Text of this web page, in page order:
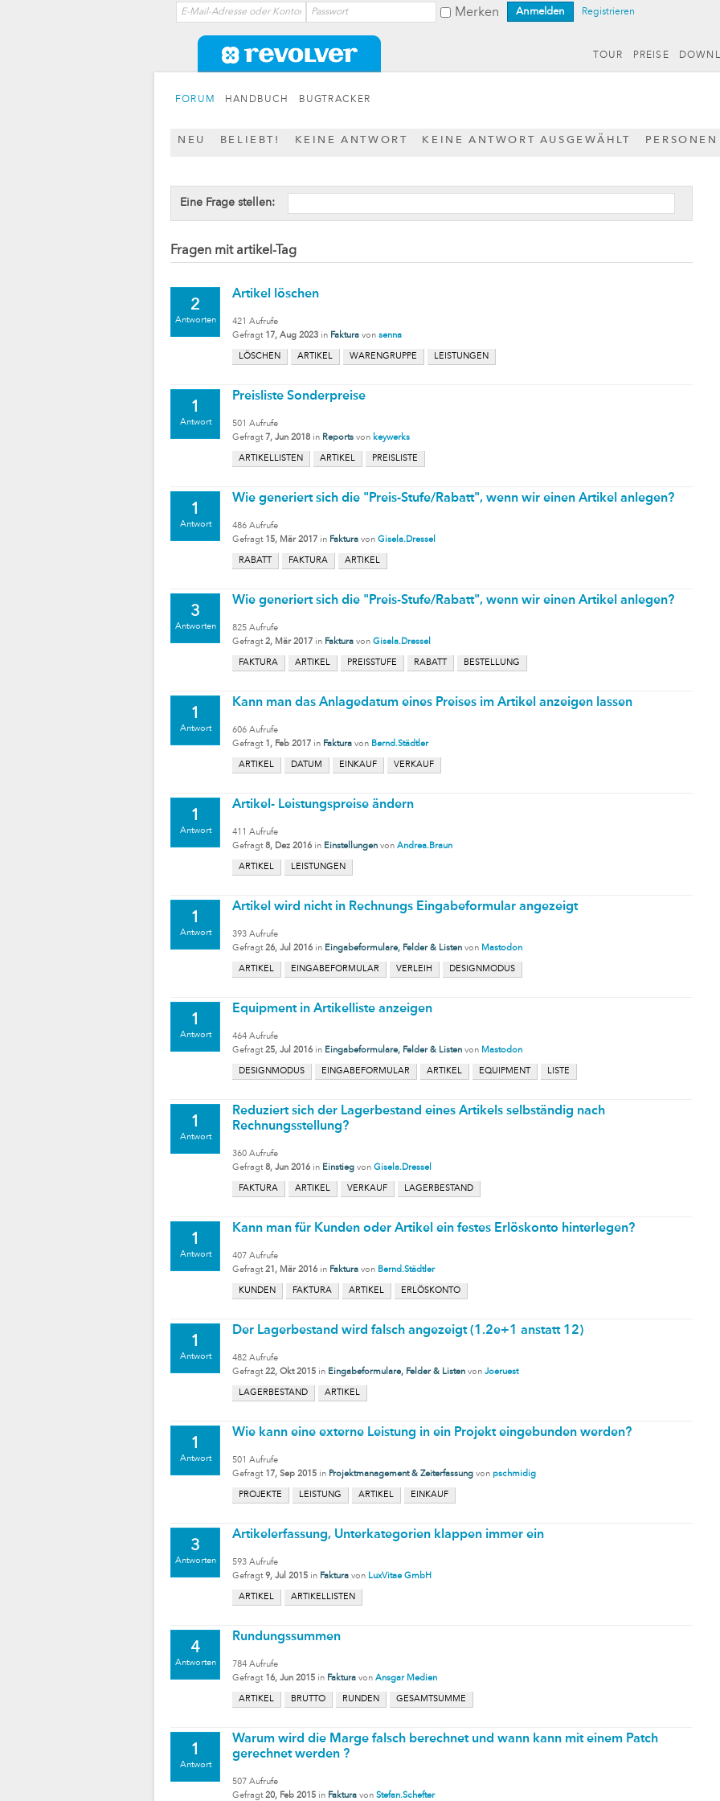
Merken Registrieren
TOUR PREISE
FORUM HANDBUCH BUGTRACKER
NEU BELIEBT! KEINE ANTWORT KEINE ANTWORT AUSGEWÄHLT PERSONEN
Eine Frage stellen:
Fragen mit artikel-Tag
2
Antworten
Artikel löschen
421 Aufrufe
Gefragt 17, Aug 2023 in Faktura von senna
LÖSCHEN ARTIKEL WARENGRUPPE LEISTUNGEN
1
Antwort
Preisliste Sonderpreise
501 Aufrufe
Gefragt 7, Jun 2018 in Reports von keywerks
ARTIKELLISTEN ARTIKEL PREISLISTE
1
Antwort
Wie generiert sich die "Preis-Stufe/Rabatt", wenn wir einen Artikel anlegen?
486 Aufrufe
Gefragt 15, Mär 2017 in Faktura von Gisela.Dressel
RABATT FAKTURA ARTIKEL
3
Antworten
Wie generiert sich die "Preis-Stufe/Rabatt", wenn wir einen Artikel anlegen?
825 Aufrufe
Gefragt 2, Mär 2017 in Faktura von Gisela.Dressel
FAKTURA ARTIKEL PREISSTUFE RABATT BESTELLUNG
1
Antwort
Kann man das Anlagedatum eines Preises im Artikel anzeigen lassen
606 Aufrufe
Gefragt 1, Feb 2017 in Faktura von Bernd.Städtler
ARTIKEL DATUM EINKAUF VERKAUF
1
Antwort
Artikel- Leistungspreise ändern
411 Aufrufe
Gefragt 8, Dez 2016 in Einstellungen von Andrea.Braun
ARTIKEL LEISTUNGEN
1
Antwort
Artikel wird nicht in Rechnungs Eingabeformular angezeigt
393 Aufrufe
Gefragt 26, Jul 2016 in Eingabeformulare, Felder & Listen von Mastodon
ARTIKEL EINGABEFORMULAR VERLEIH DESIGNMODUS
1
Antwort
Equipment in Artikelliste anzeigen
464 Aufrufe
Gefragt 25, Jul 2016 in Eingabeformulare, Felder & Listen von Mastodon
DESIGNMODUS EINGABEFORMULAR ARTIKEL EQUIPMENT LISTE
1
Antwort
Reduziert sich der Lagerbestand eines Artikels selbständig nach
Rechnungsstellung?
360 Aufrufe
Gefragt 8, Jun 2016 in Einstieg von Gisela.Dressel
FAKTURA ARTIKEL VERKAUF LAGERBESTAND
1
Antwort
Kann man für Kunden oder Artikel ein festes Erlöskonto hinterlegen?
407 Aufrufe
Gefragt 21, Mär 2016 in Faktura von Bernd.Städtler
KUNDEN FAKTURA ARTIKEL ERLÖSKONTO
1
Antwort
Der Lagerbestand wird falsch angezeigt (1.2e+1 anstatt 12)
482 Aufrufe
Gefragt 22, Okt 2015 in Eingabeformulare, Felder & Listen von Joeruest
LAGERBESTAND ARTIKEL
1
Antwort
Wie kann eine externe Leistung in ein Projekt eingebunden werden?
501 Aufrufe
Gefragt 17, Sep 2015 in Projektmanagement & Zeiterfassung von pschmidig
PROJEKTE LEISTUNG ARTIKEL EINKAUF
3
Antworten
Artikelerfassung, Unterkategorien klappen immer ein
593 Aufrufe
Gefragt 9, Jul 2015 in Faktura von LuxVitae GmbH
ARTIKEL ARTIKELLISTEN
4
Antworten
Rundungssummen
784 Aufrufe
Gefragt 16, Jun 2015 in Faktura von Ansgar Medien
ARTIKEL BRUTTO RUNDEN GESAMTSUMME
1
Antwort
Warum wird die Marge falsch berechnet und wann kann mit einem Patch
gerechnet werden ?
507 Aufrufe
Gefragt 20, Feb 2015 in Faktura von Stefan.Schefter